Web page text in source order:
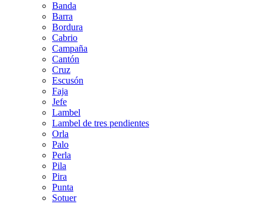
Banda
Barra
Bordura
Cabrio
Campaña
Cantón
Cruz
Escusón
Faja
Jefe
Lambel
Lambel de tres pendientes
Orla
Palo
Perla
Pila
Pira
Punta
Sotuer